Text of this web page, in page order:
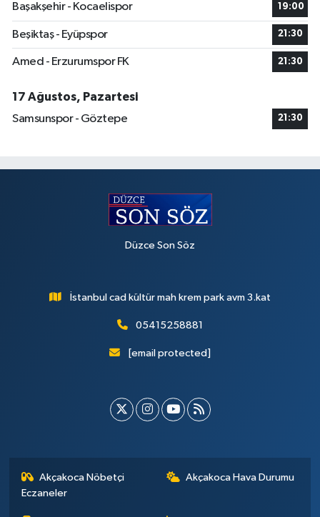
Başakşehir - Kocaelispor
19:00
Beşiktaş - Eyüpspor 21:30
Amed - Erzurumspor FK 21:30
17 Ağustos, Pazartesi
Samsunspor - Göztepe
21:30
Düzce Son Söz
İstanbul cad kültür mah krem park avm 3.kat
05415258881
[email protected]
Akçakoca Nöbetçi
Eczaneler
Akçakoca Hava Durumu